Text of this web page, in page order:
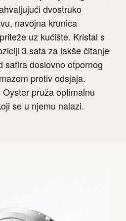
dvostruko
navojna krunica
uz kućište. Kristal s
3 sata za lakše čitanje
safira doslovno otpornog
protiv odsjaja.
pruža optimalnu
se u njemu nalazi.